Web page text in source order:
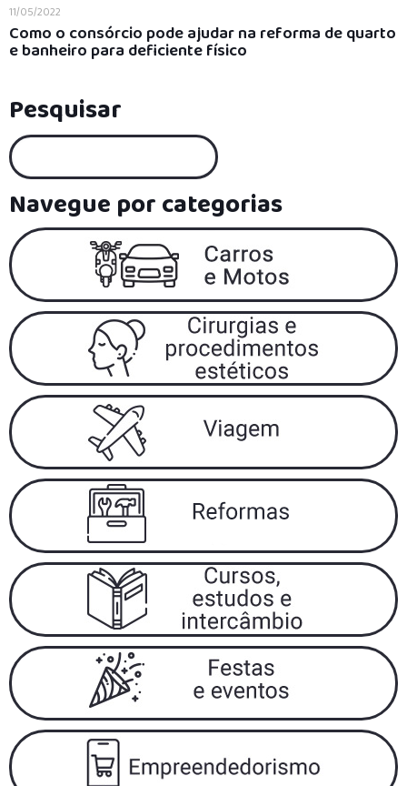
11/05/2022
Como o consórcio pode ajudar na reforma de quarto
e banheiro para deficiente físico
Pesquisar
Navegue por categorias